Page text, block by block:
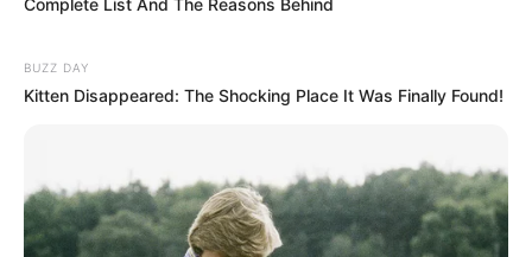
BUZZ DAY
Kitten Disappeared: The Shocking Place It Was Finally Found!